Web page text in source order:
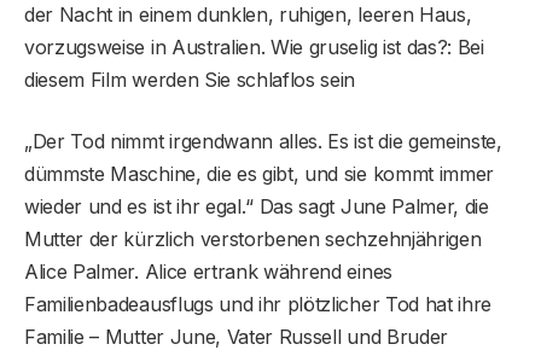
der Nacht in einem dunklen, ruhigen, leeren Haus,
vorzugsweise in Australien. Wie gruselig ist das?: Bei
diesem Film werden Sie schlaflos sein
„Der Tod nimmt irgendwann alles. Es ist die gemeinste,
dümmste Maschine, die es gibt, und sie kommt immer
wieder und es ist ihr egal.“ Das sagt June Palmer, die
Mutter der kürzlich verstorbenen sechzehnjährigen
Alice Palmer. Alice ertrank während eines
Familienbadeausflugs und ihr plötzlicher Tod hat ihre
Familie – Mutter June, Vater Russell und Bruder